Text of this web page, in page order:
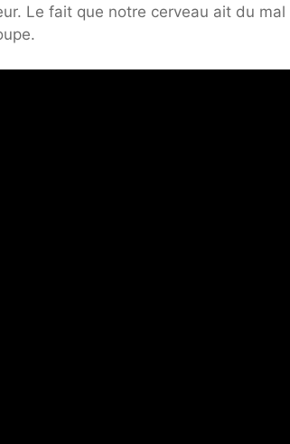
Le fait que notre cerveau ait du